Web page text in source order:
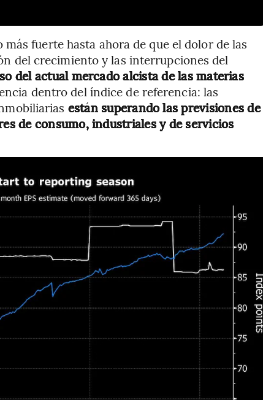
fuerte hasta ahora de que el dolor de las
del crecimiento y las interrupciones del
del actual mercado alcista de las materias
dentro del índice de referencia: las
están superando las previsiones de
de consumo, industriales y de servicios